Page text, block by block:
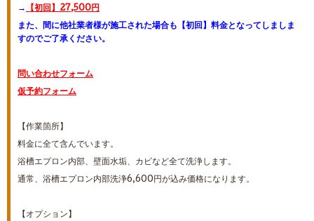
→
【初回】27,500円
また、間に他社業者様が施工された場合も【初回】料金となってしましま
すのでご了承ください。
問い合わせフォーム
仮予約フォーム
【作業箇所】
料金に全て含んでいます。
浴槽エプロン内部、壁面水垢、カビなど全て洗浄します。
通常、浴槽エプロン内部洗浄6,600円が込み価格になります。
【オプション】